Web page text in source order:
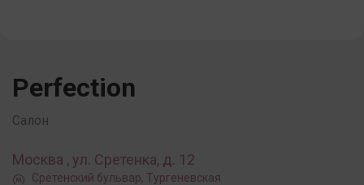
Perfection
Салон
Москва , ул. Сретенка, д. 12
Сретенский бульвар, Тургеневская